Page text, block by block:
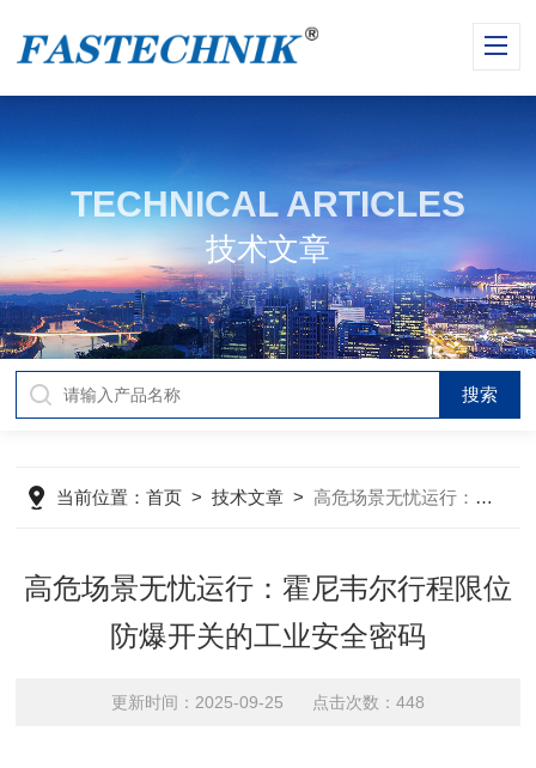
TECHNICAL ARTICLES
技术文章
当前位置：首页 >技术文章 >高危场景无忧运行：霍尼韦尔行程限位防爆开关的工业安全密码
高危场景无忧运行：霍尼韦尔行程限位
防爆开关的工业安全密码
更新时间：2025-09-25 点击次数：448